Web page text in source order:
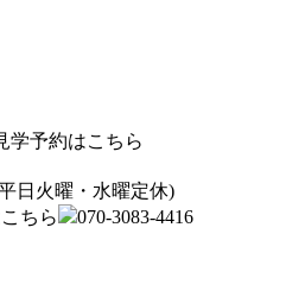
学予約はこちら
日火曜・水曜定休)
ちら
070-3083-4416